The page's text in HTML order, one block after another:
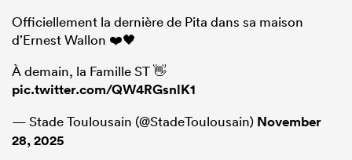
Officiellement la dernière de Pita dans sa maison
d’Ernest Wallon ❤️🖤
À demain, la Famille ST 👋
pic.twitter.com/QW4RGsnlK1
— Stade Toulousain (@StadeToulousain) November
28, 2025